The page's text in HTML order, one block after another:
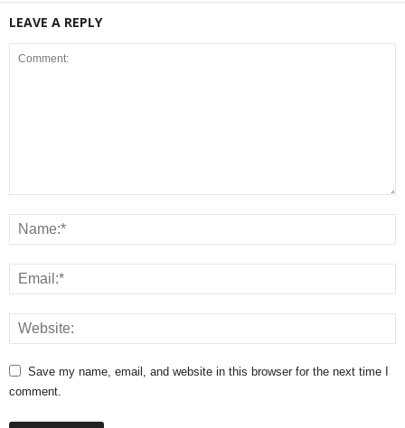
LEAVE A REPLY
Save my name, email, and website in this browser for the next time I
comment.